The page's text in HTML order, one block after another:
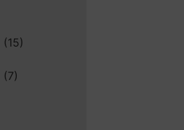
(15)
(7)